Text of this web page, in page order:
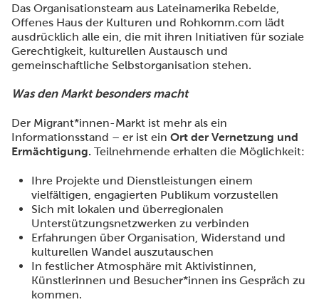
Das Organisationsteam aus Lateinamerika Rebelde,
Offenes Haus der Kulturen und Rohkomm.com lädt
ausdrücklich alle ein, die mit ihren Initiativen für soziale
Gerechtigkeit, kulturellen Austausch und
gemeinschaftliche Selbstorganisation stehen.
Was den Markt besonders macht
Der Migrant*innen-Markt ist mehr als ein
Informationsstand – er ist ein Ort der Vernetzung und
Ermächtigung. Teilnehmende erhalten die Möglichkeit:
Ihre Projekte und Dienstleistungen einem
vielfältigen, engagierten Publikum vorzustellen
Sich mit lokalen und überregionalen
Unterstützungsnetzwerken zu verbinden
Erfahrungen über Organisation, Widerstand und
kulturellen Wandel auszutauschen
In festlicher Atmosphäre mit Aktivistinnen,
Künstlerinnen und Besucher*innen ins Gespräch zu
kommen.